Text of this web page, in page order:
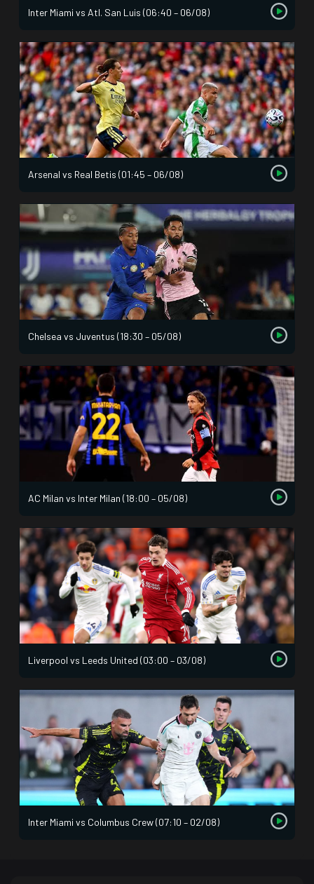
Inter Miami vs Atl. San Luis (06:40 – 06/08)
Arsenal vs Real Betis (01:45 – 06/08)
Chelsea vs Juventus (18:30 – 05/08)
AC Milan vs Inter Milan (18:00 – 05/08)
Liverpool vs Leeds United (03:00 – 03/08)
Inter Miami vs Columbus Crew (07:10 – 02/08)